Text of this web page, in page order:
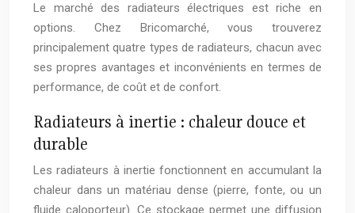
Le marché des radiateurs électriques est riche en
options. Chez Bricomarché, vous trouverez
principalement quatre types de radiateurs, chacun avec
ses propres avantages et inconvénients en termes de
performance, de coût et de confort.
Radiateurs à inertie : chaleur douce et
durable
Les radiateurs à inertie fonctionnent en accumulant la
chaleur dans un matériau dense (pierre, fonte, ou un
fluide caloporteur). Ce stockage permet une diffusion